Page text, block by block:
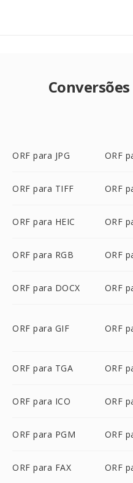
ORF para JPG ORF
ORF para TIFF ORF
ORF para HEIC ORF
ORF para RGB ORF
ORF para DOCX ORF
ORF para GIF ORF
ORF para TGA ORF
ORF para ICO ORF
ORF para PGM ORF
ORF para FAX ORF